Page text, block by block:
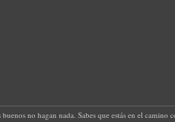
no hagan nada. Sabes que estás en el camino